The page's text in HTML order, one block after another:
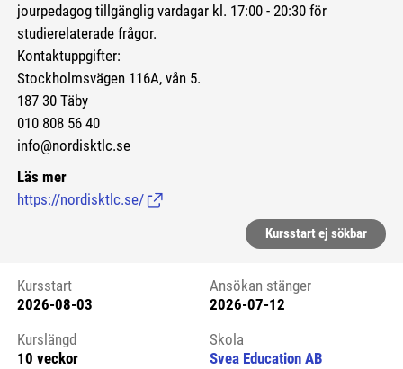
jourpedagog tillgänglig vardagar kl. 17:00 - 20:30 för
studierelaterade frågor.
Kontaktuppgifter:
Stockholmsvägen 116A, vån 5.
187 30 Täby
010 808 56 40
info@nordisktlc.se
Läs mer
https://nordisktlc.se/ (Länk till extern sida.)
Kursstart ej sökbar
Kursstart 6227184
Kursstart
2026-08-03
Ansökan stänger
2026-07-12
Kurslängd
10 veckor
Skola
Svea Education AB